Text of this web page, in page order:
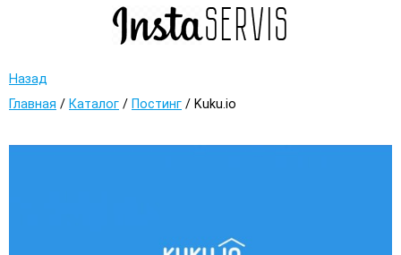
Назад
Главная / Каталог / Постинг / Kuku.io